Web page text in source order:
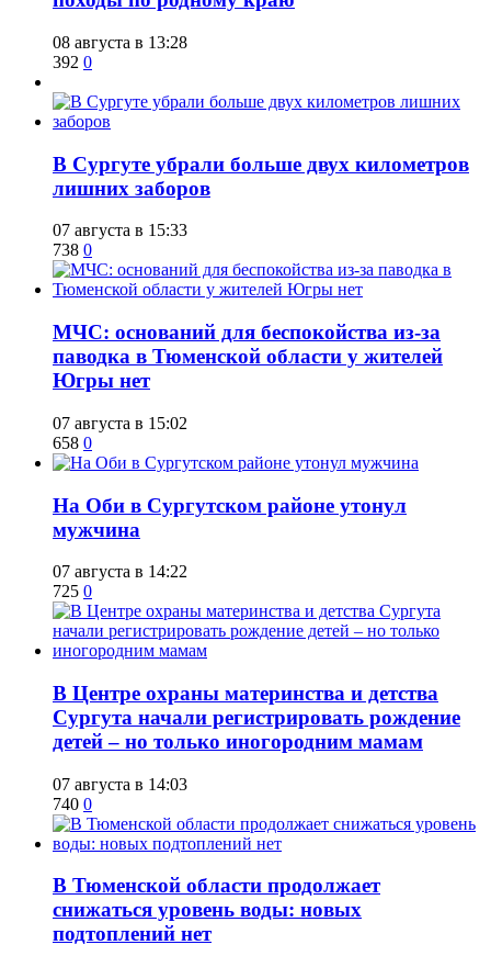
08 августа в 13:28
392 0
​В Сургуте убрали больше двух километров
лишних заборов
07 августа в 15:33
738 0
​МЧС: оснований для беспокойства из-за
паводка в Тюменской области у жителей
Югры нет
07 августа в 15:02
658 0
​На Оби в Сургутском районе утонул
мужчина
07 августа в 14:22
725 0
​В Центре охраны материнства и детства
Сургута начали регистрировать рождение
детей – но только иногородним мамам
07 августа в 14:03
740 0
​В Тюменской области продолжает
снижаться уровень воды: новых
подтоплений нет